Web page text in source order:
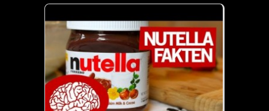
Hier kann man mal wieder was lernen. Sehr